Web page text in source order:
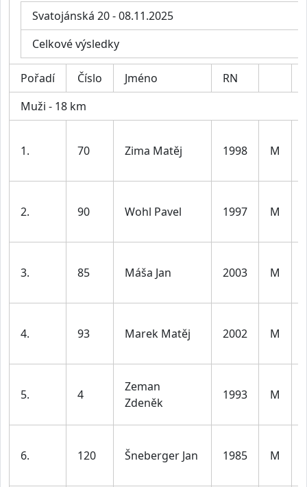
Svatojánská 20 - 08.11.2025
Celkové výsledky
Pořadí Číslo Jméno RN
Muži - 18 km
1. 70 Zima Matěj 1998 M
2. 90 Wohl Pavel 1997 M
3. 85 Máša Jan 2003 M
4. 93 Marek Matěj 2002 M
5. 4
Zeman
Zdeněk
1993 M
6. 120 Šneberger Jan 1985 M